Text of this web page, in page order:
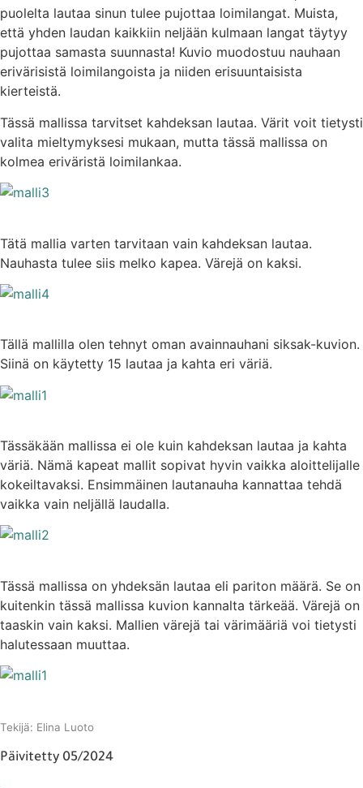
puolelta lautaa sinun tulee pujottaa loimilangat. Muista,
että yhden laudan kaikkiin neljään kulmaan langat täytyy
pujottaa samasta suunnasta! Kuvio muodostuu nauhaan
erivärisistä loimilangoista ja niiden erisuuntaisista
kierteistä.
Tässä mallissa tarvitset kahdeksan lautaa. Värit voit tietysti
valita mieltymyksesi mukaan, mutta tässä mallissa on
kolmea eriväristä loimilankaa.
Tätä mallia varten tarvitaan vain kahdeksan lautaa.
Nauhasta tulee siis melko kapea. Värejä on kaksi.
Tällä mallilla olen tehnyt oman avainnauhani siksak-kuvion.
Siinä on käytetty 15 lautaa ja kahta eri väriä.
Tässäkään mallissa ei ole kuin kahdeksan lautaa ja kahta
väriä. Nämä kapeat mallit sopivat hyvin vaikka aloittelijalle
kokeiltavaksi. Ensimmäinen lautanauha kannattaa tehdä
vaikka vain neljällä laudalla.
Tässä mallissa on yhdeksän lautaa eli pariton määrä. Se on
kuitenkin tässä mallissa kuvion kannalta tärkeää. Värejä on
taaskin vain kaksi. Mallien värejä tai värimääriä voi tietysti
halutessaan muuttaa.
Tekijä: Elina Luoto
Päivitetty 05/2024